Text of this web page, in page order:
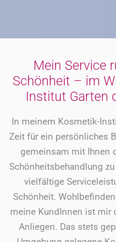
Mein Service
Schönheit – im
Institut Garten
In meinem Kosmetik-
Zeit für ein persönliches
gemeinsam mit Ihnen
Schönheitsbehandlung
vielfältige
Schönheit.
meine KundInnen ist mir
Anliegen. Das stets